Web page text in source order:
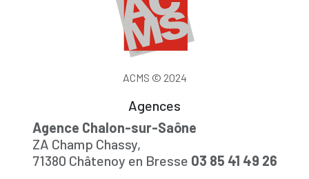
ACMS © 2024
Agences
Agence Chalon-sur-Saône
ZA Champ Chassy,
71380 Châtenoy en Bresse 03 85 41 49 26